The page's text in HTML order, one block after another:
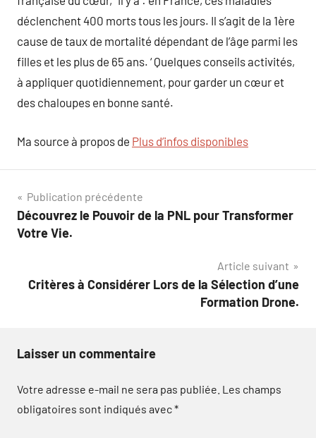
déclenchent 400 morts tous les jours. Il s’agit de la 1ère
cause de taux de mortalité dépendant de l’âge parmi les
filles et les plus de 65 ans. ‘ Quelques conseils activités,
à appliquer quotidiennement, pour garder un cœur et
des chaloupes en bonne santé.
Ma source à propos de Plus d’infos disponibles
Navigation
de
Publication précédente
Découvrez le Pouvoir de la PNL pour Transformer
Votre Vie.
Article suivant
Critères à Considérer Lors de la Sélection d’une
Formation Drone.
Laisser un commentaire
Votre adresse e-mail ne sera pas publiée. Les champs
obligatoires sont indiqués avec*